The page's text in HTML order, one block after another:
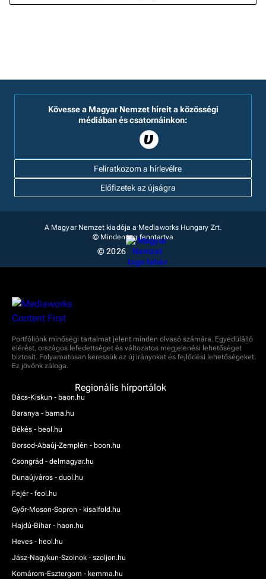
Feliratkozom a hírlevélre
Kövesse a Magyar Nemzet híreit a közösségi
médiában és csatornáinkon:
Előfizetek az újságra
A Magyar Nemzet kiadója a Mediaworks Hungary Zrt.
© Minden jog fenntartva
© 2026
Portfóliónk minőségi tartalmat jelent minden olvasó számára. Egyedülálló
elérést, országos lefedettséget és változatos megjelenési lehetőséget
biztosít. Folyamatosan keressük az új irányokat és fejlődési lehetőségeket.
Ez jövőnk záloga.
Regionális hírportálok
Bács-Kiskun - baon.hu
Baranya - bama.hu
Békés - beol.hu
Borsod-Abaúj-Zemplén - boon.hu
Csongrád - delmagyar.hu
Dunaújváros - duol.hu
Fejér - feol.hu
Győr-Moson-Sopron - kisalfold.hu
Hajdú-Bihar - haon.hu
Heves - heol.hu
Jász-Nagykun-Szolnok - szoljon.hu
Komárom-Esztergom - kemma.hu